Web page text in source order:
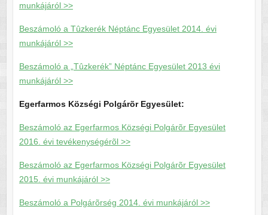
munkájáról >>
Beszámoló a Tûzkerék Néptánc Egyesület 2014. évi
munkájáról >>
Beszámoló a „Tûzkerék” Néptánc Egyesület 2013 évi
munkájáról >>
Egerfarmos Községi Polgárõr Egyesület:
Beszámoló az Egerfarmos Községi Polgárõr Egyesület
2016. évi tevékenységérõl >>
Beszámoló az Egerfarmos Községi Polgárõr Egyesület
2015. évi munkájáról >>
Beszámoló a Polgárõrség 2014. évi munkájáról >>